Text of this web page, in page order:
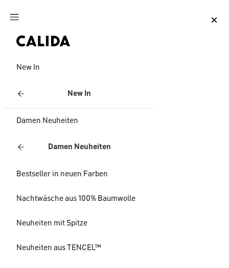
Zum Hauptinhalt springen
New In
New In
Damen Neuheiten
Damen Neuheiten
Bestseller in neuen Farben
Nachtwäsche aus 100% Baumwolle
Neuheiten mit Spitze
Neuheiten aus TENCEL™